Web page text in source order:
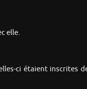
elle.
ci étaient inscrites